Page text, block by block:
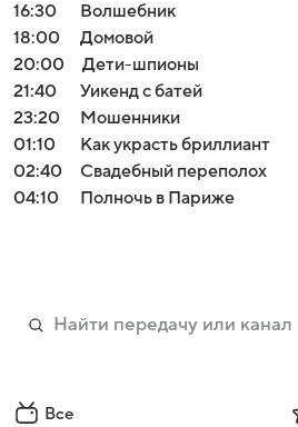
16:30
Волшебник
18:00
Домовой
20:00
Дети-шпионы
21:40
Уикенд с батей
23:20
Мошенники
01:10
Как украсть бриллиант
02:40
Свадебный переполох
04:10
Полночь в Париже
Все